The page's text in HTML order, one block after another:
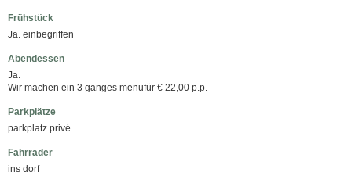
Frühstück
Ja. einbegriffen
Abendessen
Ja.
Wir machen ein 3 ganges menufür € 22,00 p.p.
Parkplätze
parkplatz privé
Fahrräder
ins dorf